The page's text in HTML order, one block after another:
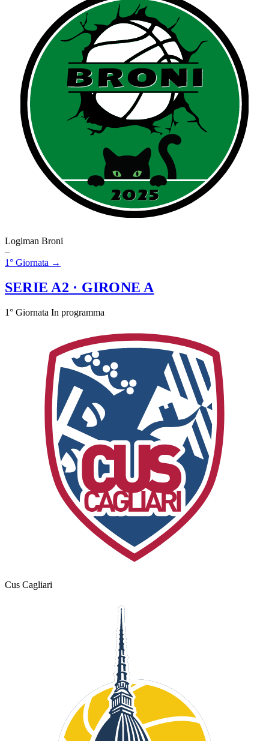
Logiman Broni
–
1° Giornata →
SERIE A2 · GIRONE A
1° Giornata In programma
Cus Cagliari